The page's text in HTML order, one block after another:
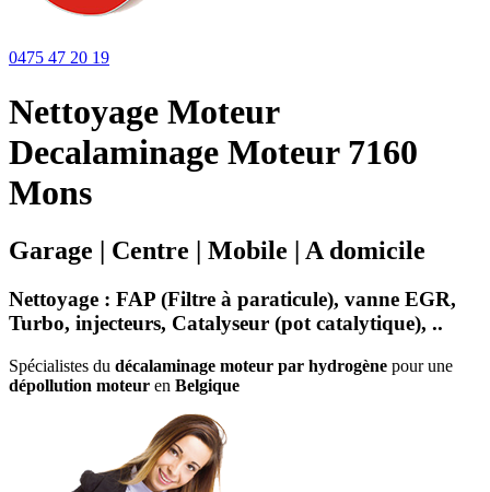
0475 47 20 19
Nettoyage Moteur
Decalaminage Moteur 7160
Mons
Garage | Centre | Mobile | A domicile
Nettoyage : FAP (Filtre à paraticule), vanne EGR,
Turbo, injecteurs, Catalyseur (pot catalytique), ..
Spécialistes du décalaminage moteur par hydrogène pour une
dépollution moteur en Belgique